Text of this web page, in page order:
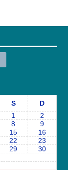
S D
1
2
8
9
15
16
22
23
29
30